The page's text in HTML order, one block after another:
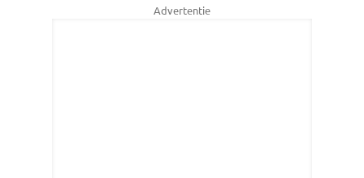
Advertentie